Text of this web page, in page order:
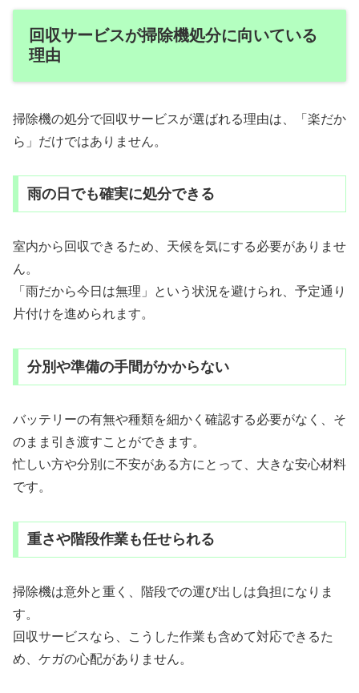
回収サービスが掃除機処分に向いている
理由
掃除機の処分で回収サービスが選ばれる理由は、「楽だか
ら」だけではありません。
雨の日でも確実に処分できる
室内から回収できるため、天候を気にする必要がありませ
ん。
「雨だから今日は無理」という状況を避けられ、予定通り
片付けを進められます。
分別や準備の手間がかからない
バッテリーの有無や種類を細かく確認する必要がなく、そ
のまま引き渡すことができます。
忙しい方や分別に不安がある方にとって、大きな安心材料
です。
重さや階段作業も任せられる
掃除機は意外と重く、階段での運び出しは負担になりま
す。
回収サービスなら、こうした作業も含めて対応できるた
め、ケガの心配がありません。